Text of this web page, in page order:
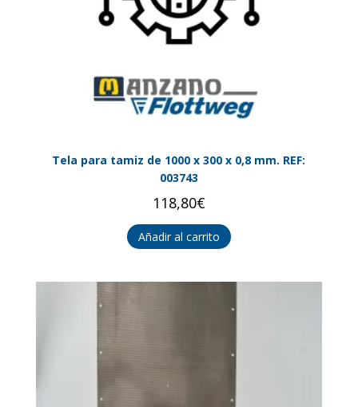
Tela para tamiz de 1000 x 300 x 0,8 mm. REF:
003743
118,80€
Añadir al carrito